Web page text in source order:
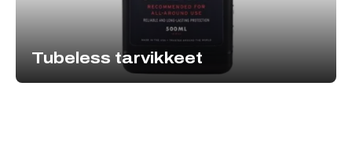
Tubeless tarvikkeet